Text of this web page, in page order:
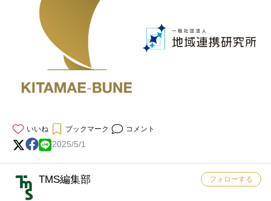
いいね ブックマーク コメント
2025/5/1
TMS編集部 フォローする